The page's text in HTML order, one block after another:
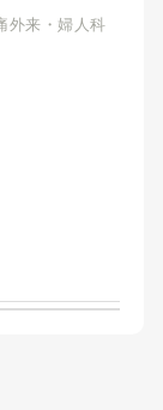
外来・婦人科